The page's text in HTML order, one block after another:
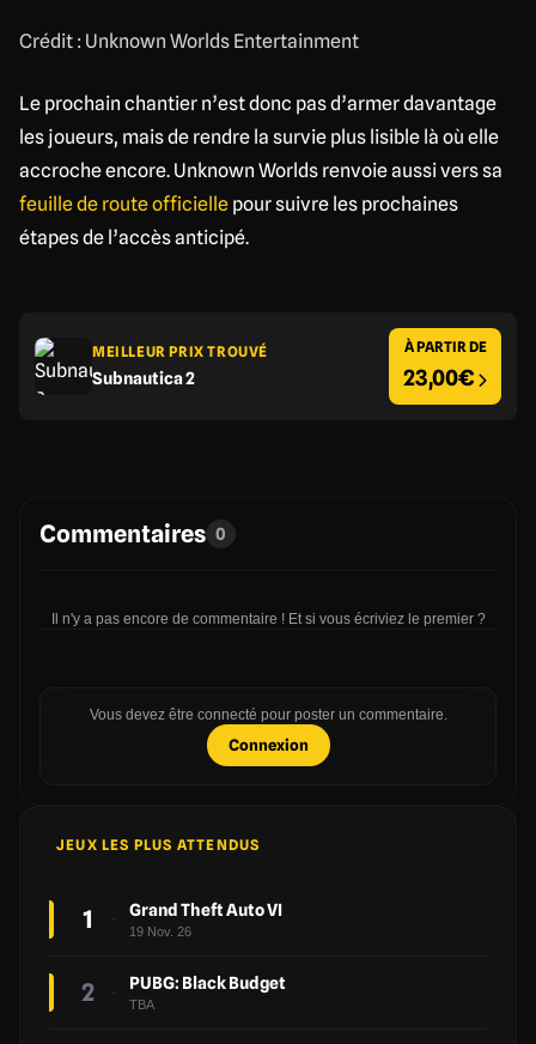
Crédit : Unknown Worlds Entertainment
Le prochain chantier n’est donc pas d’armer davantage
les joueurs, mais de rendre la survie plus lisible là où elle
accroche encore. Unknown Worlds renvoie aussi vers sa
feuille de route officielle pour suivre les prochaines
étapes de l’accès anticipé.
MEILLEUR PRIX TROUVÉ
Subnautica 2
À PARTIR DE
23,00€
Commentaires 0
Il n'y a pas encore de commentaire ! Et si vous écriviez le premier ?
Vous devez être connecté pour poster un commentaire.
Connexion
JEUX LES PLUS ATTENDUS
1 Grand Theft Auto VI
19 Nov. 26
2 PUBG: Black Budget
TBA